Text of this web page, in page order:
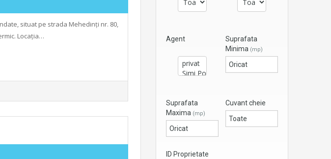
situat pe strada Mehedinți nr. 80,
Locația…
Agent
Suprafata
Minima (mp)
Suprafata
Maxima (mp)
Cuvant cheie
ID Proprietate